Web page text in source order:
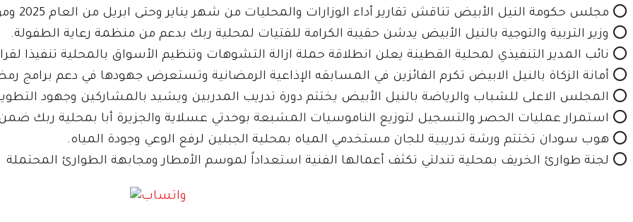
⭕ مجلس حكومة النيل الأبيض تناقش تقارير أداء الوزارات والمحليات من شهر يناير وحتى ابريل من العام 2025 وموقف تنفيذ خطة هذا العام.
⭕ وزير التربية والتوجية بالنيل الأبيض يدشن حقيبة الكرامة للفتيات لمحلية ربك بدعم من منظمة رعاية الطفولة.
⭕ نائب المدير التنفيذي لمحلية القطينة يعلن انطلاقة حملة ازالة التشوهات وتنظيم الأسواق بالمحلية تنفيذا
⭕ أمانة الزكاة بالنيل الابيض تكرم الفائزين في المسابقه الإذاعية الرمضانية وتستعرض جهودها في دعم برامج
⭕ المجلس الاعلى للشباب والرياضة بالنيل الأبيض يختتم دورة تدريب المدربين ويشيد بالمشاركين وجهود التطوير
⭕ استمرار عمليات الحصر والتسجيل لتوزيع الناموسيات المشبعة بوحدتي عسلاية والجزيرة أبا بمحلية ربك ضمن
⭕ هوب سودان تختتم ورشة تدريبية للجان مستخدمي المياه بمحلية الجبلين لرفع الوعي وجودة المياه.
⭕ لجنة طوارئ الخريف بمحلية تندلتي تكثف أعمالها الفنية استعداداً لموسم الأمطار ومجابهة الطوارئ المحتملة